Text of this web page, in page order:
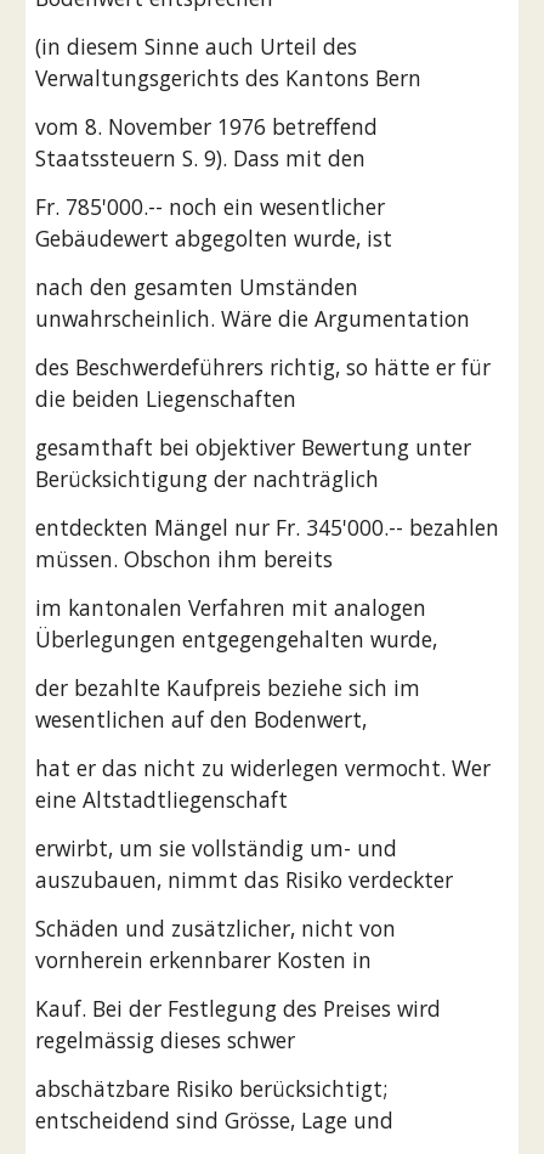
(in diesem Sinne auch Urteil des
Verwaltungsgerichts des Kantons Bern
vom 8. November 1976 betreffend
Staatssteuern S. 9). Dass mit den
Fr. 785'000.-- noch ein wesentlicher
Gebäudewert abgegolten wurde, ist
nach den gesamten Umständen
unwahrscheinlich. Wäre die Argumentation
des Beschwerdeführers richtig, so hätte er für
die beiden Liegenschaften
gesamthaft bei objektiver Bewertung unter
Berücksichtigung der nachträglich
entdeckten Mängel nur Fr. 345'000.-- bezahlen
müssen. Obschon ihm bereits
im kantonalen Verfahren mit analogen
Überlegungen entgegengehalten wurde,
der bezahlte Kaufpreis beziehe sich im
wesentlichen auf den Bodenwert,
hat er das nicht zu widerlegen vermocht. Wer
eine Altstadtliegenschaft
erwirbt, um sie vollständig um- und
auszubauen, nimmt das Risiko verdeckter
Schäden und zusätzlicher, nicht von
vornherein erkennbarer Kosten in
Kauf. Bei der Festlegung des Preises wird
regelmässig dieses schwer
abschätzbare Risiko berücksichtigt;
entscheidend sind Grösse, Lage und